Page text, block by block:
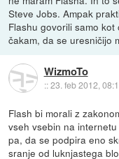
Steve Jobs. Ampak
Flashu govorili samo
čakam, da se uresničijo
WizmoTo
::23. feb 2012,
Flash bi morali z
vseh vsebin na
pa, da se podpira eno
sranje od luknjastega